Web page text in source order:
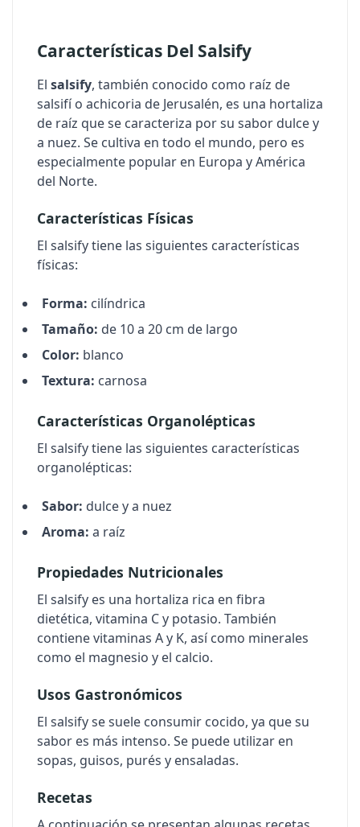
Características Del Salsify
El salsify, también conocido como raíz de
salsifí o achicoria de Jerusalén, es una hortaliza
de raíz que se caracteriza por su sabor dulce y
a nuez. Se cultiva en todo el mundo, pero es
especialmente popular en Europa y América
del Norte.
Características Físicas
El salsify tiene las siguientes características
físicas:
Forma: cilíndrica
Tamaño: de 10 a 20 cm de largo
Color: blanco
Textura: carnosa
Características Organolépticas
El salsify tiene las siguientes características
organolépticas:
Sabor: dulce y a nuez
Aroma: a raíz
Propiedades Nutricionales
El salsify es una hortaliza rica en fibra
dietética, vitamina C y potasio. También
contiene vitaminas A y K, así como minerales
como el magnesio y el calcio.
Usos Gastronómicos
El salsify se suele consumir cocido, ya que su
sabor es más intenso. Se puede utilizar en
sopas, guisos, purés y ensaladas.
Recetas